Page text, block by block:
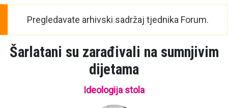
Pregledavate arhivski sadržaj tjednika Forum.
Šarlatani su zarađivali na sumnjivim
dijetama
Ideologija stola